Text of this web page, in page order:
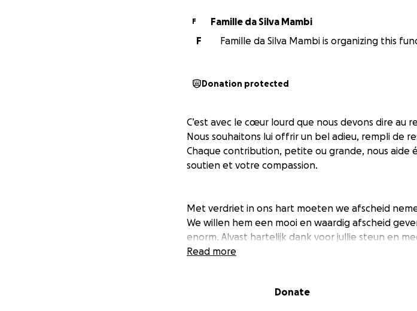
F
Famille da Silva Mambi
F
Famille da Silva Mambi is organizing this
Donation protected
C’est avec le cœur lourd que nous devons dire au
Nous souhaitons lui offrir un bel adieu, rempli de
Chaque contribution, petite ou grande, nous aide
soutien et votre compassion.
Met verdriet in ons hart moeten we afscheid
We willen hem een mooi en waardig afscheid
enorm. Alvast hartelijk dank voor jullie steun en
Read more
Donate